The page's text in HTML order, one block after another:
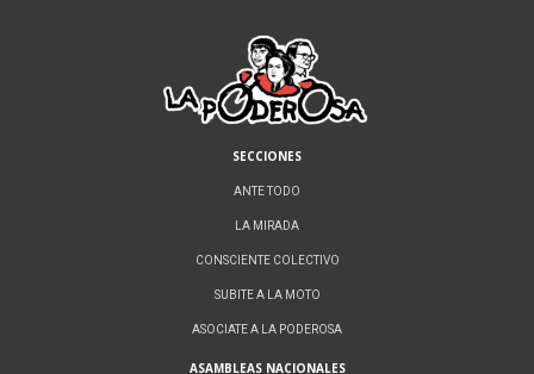
SECCIONES
ANTE TODO
LA MIRADA
CONSCIENTE COLECTIVO
SUBITE A LA MOTO
ASOCIATE A LA PODEROSA
ASAMBLEAS NACIONALES